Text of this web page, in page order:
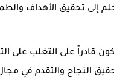
إلى تحقيق الأهداف
قادراً على التغلب على
النجاح والتقدم في